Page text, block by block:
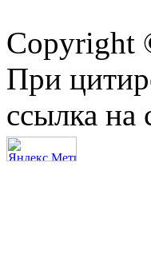
Copyright
При
ссылка на